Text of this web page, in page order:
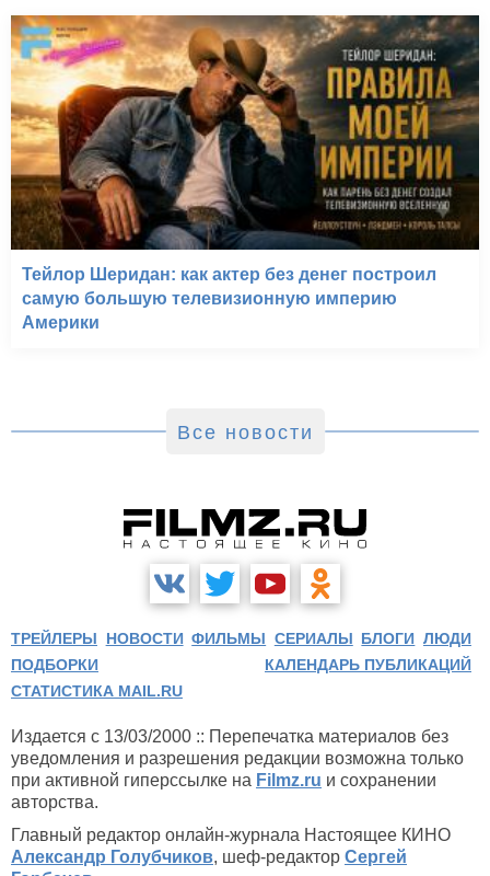
Тейлор Шеридан: как актер без денег построил
самую большую телевизионную империю
Америки
Все новости
ТРЕЙЛЕРЫ НОВОСТИ ФИЛЬМЫ СЕРИАЛЫ БЛОГИ ЛЮДИ
ПОДБОРКИ
КАЛЕНДАРЬ ПУБЛИКАЦИЙ
СТАТИСТИКА MAIL.RU
Издается с 13/03/2000 :: Перепечатка материалов без
уведомления и разрешения редакции возможна только
при активной гиперссылке на Filmz.ru и сохранении
авторства.
Главный редактор онлайн-журнала Настоящее КИНО
Александр Голубчиков, шеф-редактор Сергей